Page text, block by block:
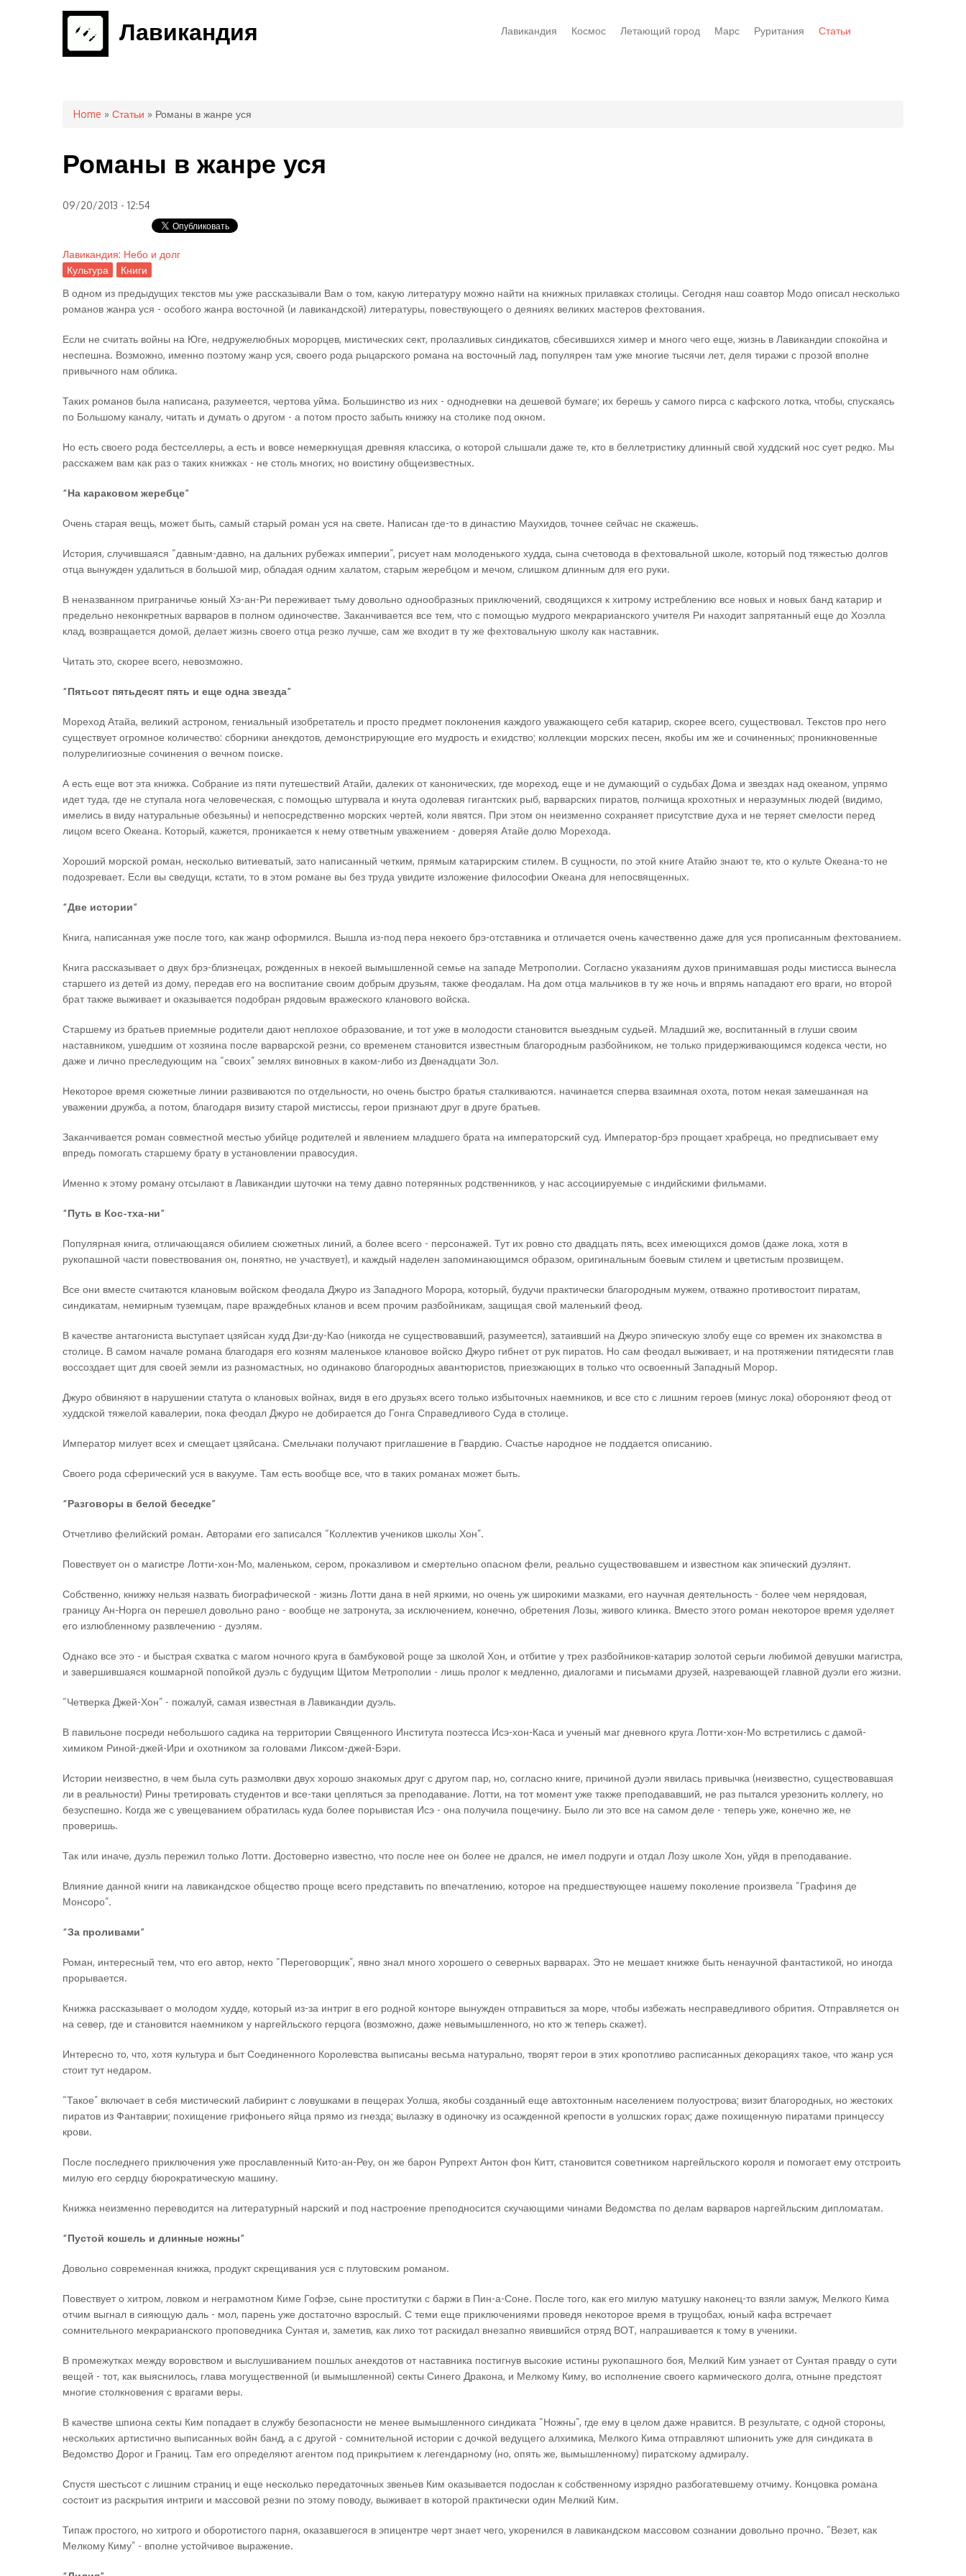
Лавикандия Лавикандия Космос Летающий город Марс Руритания Статьи
You are here
Home » Статьи » Романы в жанре уся
Романы в жанре уся
09/20/2013 - 12:54
Лавикандия: Небо и долг
Культура
Книги
В одном из предыдущих текстов мы уже рассказывали Вам о том, какую литературу можно найти на книжных прилавках столицы. Сегодня наш соавтор Модо описал несколько
романов жанра уся - особого жанра восточной (и лавикандской) литературы, повествующего о деяниях великих мастеров фехтования.
Если не считать войны на Юге, недружелюбных морорцев, мистических сект, пролазливых синдикатов, сбесившихся химер и много чего еще, жизнь в Лавикандии спокойна и
неспешна. Возможно, именно поэтому жанр уся, своего рода рыцарского романа на восточный лад, популярен там уже многие тысячи лет, деля тиражи с прозой вполне
привычного нам облика.
Таких романов была написана, разумеется, чертова уйма. Большинство из них - однодневки на дешевой бумаге; их берешь у самого пирса с кафского лотка, чтобы, спускаясь
по Большому каналу, читать и думать о другом - а потом просто забыть книжку на столике под окном.
Но есть своего рода бестселлеры, а есть и вовсе немеркнущая древняя классика, о которой слышали даже те, кто в беллетристику длинный свой худдский нос сует редко. Мы
расскажем вам как раз о таких книжках - не столь многих, но воистину общеизвестных.
“На караковом жеребце”
Очень старая вещь, может быть, самый старый роман уся на свете. Написан где-то в династию Маухидов, точнее сейчас не скажешь.
История, случившаяся “давным-давно, на дальних рубежах империи”, рисует нам молоденького худда, сына счетовода в фехтовальной школе, который под тяжестью долгов
отца вынужден удалиться в большой мир, обладая одним халатом, старым жеребцом и мечом, слишком длинным для его руки.
В неназванном приграничье юный Хэ-ан-Ри переживает тьму довольно однообразных приключений, сводящихся к хитрому истреблению все новых и новых банд катарир и
предельно неконкретных варваров в полном одиночестве. Заканчивается все тем, что с помощью мудрого мекрарианского учителя Ри находит запрятанный еще до Хоэлла
клад, возвращается домой, делает жизнь своего отца резко лучше, сам же входит в ту же фехтовальную школу как наставник.
Читать это, скорее всего, невозможно.
“Пятьсот пятьдесят пять и еще одна звезда”
Мореход Атайа, великий астроном, гениальный изобретатель и просто предмет поклонения каждого уважающего себя катарир, скорее всего, существовал. Текстов про него
существует огромное количество: сборники анекдотов, демонстрирующие его мудрость и ехидство; коллекции морских песен, якобы им же и сочиненных; проникновенные
полурелигиозные сочинения о вечном поиске.
А есть еще вот эта книжка. Собрание из пяти путешествий Атайи, далеких от канонических, где мореход, еще и не думающий о судьбах Дома и звездах над океаном, упрямо
идет туда, где не ступала нога человеческая, с помощью штурвала и кнута одолевая гигантских рыб, варварских пиратов, полчища крохотных и неразумных людей (видимо,
имелись в виду натуральные обезьяны) и непосредственно морских чертей, коли явятся. При этом он неизменно сохраняет присутствие духа и не теряет смелости перед
лицом всего Океана. Который, кажется, проникается к нему ответным уважением - доверяя Атайе долю Морехода.
Хороший морской роман, несколько витиеватый, зато написанный четким, прямым катарирским стилем. В сущности, по этой книге Атайю знают те, кто о культе Океана-то не
подозревает. Если вы сведущи, кстати, то в этом романе вы без труда увидите изложение философии Океана для непосвященных.
“Две истории”
Книга, написанная уже после того, как жанр оформился. Вышла из-под пера некоего брэ-отставника и отличается очень качественно даже для уся прописанным фехтованием.
Книга рассказывает о двух брэ-близнецах, рожденных в некоей вымышленной семье на западе Метрополии. Согласно указаниям духов принимавшая роды мистисса вынесла
старшего из детей из дому, передав его на воспитание своим добрым друзьям, также феодалам. На дом отца мальчиков в ту же ночь и впрямь нападают его враги, но второй
брат также выживает и оказывается подобран рядовым вражеского кланового войска.
Старшему из братьев приемные родители дают неплохое образование, и тот уже в молодости становится выездным судьей. Младший же, воспитанный в глуши своим
наставником, ушедшим от хозяина после варварской резни, со временем становится известным благородным разбойником, не только придерживающимся кодекса чести, но
даже и лично преследующим на “своих” землях виновных в каком-либо из Двенадцати Зол.
Некоторое время сюжетные линии развиваются по отдельности, но очень быстро братья сталкиваются. начинается сперва взаимная охота, потом некая замешанная на
уважении дружба, а потом, благодаря визиту старой мистиссы, герои признают друг в друге братьев.
Заканчивается роман совместной местью убийце родителей и явлением младшего брата на императорский суд. Император-брэ прощает храбреца, но предписывает ему
впредь помогать старшему брату в установлении правосудия.
Именно к этому роману отсылают в Лавикандии шуточки на тему давно потерянных родственников, у нас ассоциируемые с индийскими фильмами.
“Путь в Кос-тха-ни”
Популярная книга, отличающаяся обилием сюжетных линий, а более всего - персонажей. Тут их ровно сто двадцать пять, всех имеющихся домов (даже лока, хотя в
рукопашной части повествования он, понятно, не участвует), и каждый наделен запоминающимся образом, оригинальным боевым стилем и цветистым прозвищем.
Все они вместе считаются клановым войском феодала Джуро из Западного Морора, который, будучи практически благородным мужем, отважно противостоит пиратам,
синдикатам, немирным туземцам, паре враждебных кланов и всем прочим разбойникам, защищая свой маленький феод.
В качестве антагониста выступает цзяйсан худд Дзи-ду-Као (никогда не существовавший, разумеется), затаивший на Джуро эпическую злобу еще со времен их знакомства в
столице. В самом начале романа благодаря его козням маленькое клановое войско Джуро гибнет от рук пиратов. Но сам феодал выживает, и на протяжении пятидесяти глав
воссоздает щит для своей земли из разномастных, но одинаково благородных авантюристов, приезжающих в только что освоенный Западный Морор.
Джуро обвиняют в нарушении статута о клановых войнах, видя в его друзьях всего только избыточных наемников, и все сто с лишним героев (минус лока) обороняют феод от
худдской тяжелой кавалерии, пока феодал Джуро не добирается до Гонга Справедливого Суда в столице.
Император милует всех и смещает цзяйсана. Смельчаки получают приглашение в Гвардию. Счастье народное не поддается описанию.
Своего рода сферический уся в вакууме. Там есть вообще все, что в таких романах может быть.
“Разговоры в белой беседке”
Отчетливо фелийский роман. Авторами его записался “Коллектив учеников школы Хон”.
Повествует он о магистре Лотти-хон-Мо, маленьком, сером, проказливом и смертельно опасном фели, реально существовавшем и известном как эпический дуэлянт.
Собственно, книжку нельзя назвать биографической - жизнь Лотти дана в ней яркими, но очень уж широкими мазками, его научная деятельность - более чем нерядовая,
границу Ан-Норга он перешел довольно рано - вообще не затронута, за исключением, конечно, обретения Лозы, живого клинка. Вместо этого роман некоторое время уделяет
его излюбленному развлечению - дуэлям.
Однако все это - и быстрая схватка с магом ночного круга в бамбуковой роще за школой Хон, и отбитие у трех разбойников-катарир золотой серьги любимой девушки магистра,
и завершившаяся кошмарной попойкой дуэль с будущим Щитом Метрополии - лишь пролог к медленно, диалогами и письмами друзей, назревающей главной дуэли его жизни.
“Четверка Джей-Хон” - пожалуй, самая известная в Лавикандии дуэль.
В павильоне посреди небольшого садика на территории Священного Института поэтесса Исэ-хон-Каса и ученый маг дневного круга Лотти-хон-Мо встретились с дамой-
химиком Риной-джей-Ири и охотником за головами Ликсом-джей-Бэри.
Истории неизвестно, в чем была суть размолвки двух хорошо знакомых друг с другом пар, но, согласно книге, причиной дуэли явилась привычка (неизвестно, существовавшая
ли в реальности) Рины третировать студентов и все-таки цепляться за преподавание. Лотти, на тот момент уже также преподававший, не раз пытался урезонить коллегу, но
безуспешно. Когда же с увещеванием обратилась куда более порывистая Исэ - она получила пощечину. Было ли это все на самом деле - теперь уже, конечно же, не
проверишь.
Так или иначе, дуэль пережил только Лотти. Достоверно известно, что после нее он более не дрался, не имел подруги и отдал Лозу школе Хон, уйдя в преподавание.
Влияние данной книги на лавикандское общество проще всего представить по впечатлению, которое на предшествующее нашему поколение произвела “Графиня де
Монсоро”.
“За проливами”
Роман, интересный тем, что его автор, некто “Переговорщик”, явно знал много хорошего о северных варварах. Это не мешает книжке быть ненаучной фантастикой, но иногда
прорывается.
Книжка рассказывает о молодом худде, который из-за интриг в его родной конторе вынужден отправиться за море, чтобы избежать несправедливого обрития. Отправляется он
на север, где и становится наемником у наргейльского герцога (возможно, даже невымышленного, но кто ж теперь скажет).
Интересно то, что, хотя культура и быт Соединенного Королевства выписаны весьма натурально, творят герои в этих кропотливо расписанных декорациях такое, что жанр уся
стоит тут недаром.
“Такое” включает в себя мистический лабиринт с ловушками в пещерах Уолша, якобы созданный еще автохтонным населением полуострова; визит благородных, но жестоких
пиратов из Фантаврии; похищение грифоньего яйца прямо из гнезда; вылазку в одиночку из осажденной крепости в уолшских горах; даже похищенную пиратами принцессу
крови.
После последнего приключения уже прославленный Кито-ан-Реу, он же барон Рупрехт Антон фон Китт, становится советником наргейльского короля и помогает ему отстроить
милую его сердцу бюрократическую машину.
Книжка неизменно переводится на литературный нарский и под настроение преподносится скучающими чинами Ведомства по делам варваров наргейльским дипломатам.
“Пустой кошель и длинные ножны”
Довольно современная книжка, продукт скрещивания уся с плутовским романом.
Повествует о хитром, ловком и неграмотном Киме Гофэе, сыне проститутки с баржи в Пин-а-Соне. После того, как его милую матушку наконец-то взяли замуж, Мелкого Кима
отчим выгнал в сияющую даль - мол, парень уже достаточно взрослый. С теми еще приключениями проведя некоторое время в трущобах, юный кафа встречает
сомнительного мекрарианского проповедника Сунтая и, заметив, как лихо тот раскидал внезапно явившийся отряд ВОТ, напрашивается к тому в ученики.
В промежутках между воровством и выслушиванием пошлых анекдотов от наставника постигнув высокие истины рукопашного боя, Мелкий Ким узнает от Сунтая правду о сути
вещей - тот, как выяснилось, глава могущественной (и вымышленной) секты Синего Дракона, и Мелкому Киму, во исполнение своего кармического долга, отныне предстоят
многие столкновения с врагами веры.
В качестве шпиона секты Ким попадает в службу безопасности не менее вымышленного синдиката “Ножны”, где ему в целом даже нравится. В результате, с одной стороны,
нескольких артистично выписанных войн банд, а с другой - сомнительной истории с дочкой ведущего алхимика, Мелкого Кима отправляют шпионить уже для синдиката в
Ведомство Дорог и Границ. Там его определяют агентом под прикрытием к легендарному (но, опять же, вымышленному) пиратскому адмиралу.
Спустя шестьсот с лишним страниц и еще несколько передаточных звеньев Ким оказывается подослан к собственному изрядно разбогатевшему отчиму. Концовка романа
состоит из раскрытия интриги и массовой резни по этому поводу, выживает в которой практически один Мелкий Ким.
Типаж простого, но хитрого и оборотистого парня, оказавшегося в эпицентре черт знает чего, укоренился в лавикандском массовом сознании довольно прочно. “Везет, как
Мелкому Киму” - вполне устойчивое выражение.